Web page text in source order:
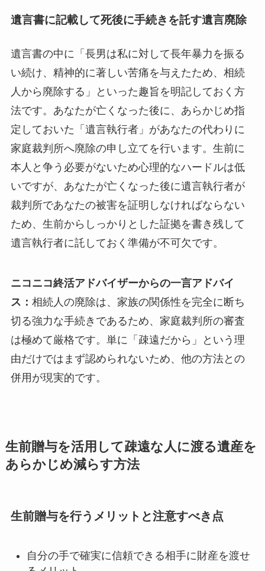
遺言書に記載して死後に手続きを託す遺言廃除
遺言書の中に「長男は私に対して長年暴力を振る
い続け、精神的に著しい苦痛を与えたため、相続
人から廃除する」といった趣旨を明記しておく方
法です。あなたが亡くなった後に、あらかじめ指
定しておいた「遺言執行者」があなたの代わりに
家庭裁判所へ廃除の申し立てを行います。生前に
本人と争う必要がないため心理的なハードルは低
いですが、あなたが亡くなった後に遺言執行者が
裁判所であなたの被害を証明しなければならない
ため、生前からしっかりとした証拠を書き残して
遺言執行者に託しておく準備が不可欠です。
ニコニコ終活アドバイザーからの一言アドバイ
ス： 相続人の廃除は、家族の関係性を完全に断ち
切る強力な手続きであるため、家庭裁判所の審査
は極めて厳格です。単に「疎遠だから」という理
由だけではまず認められないため、他の方法との
併用が現実的です。
生前贈与を活用して疎遠な人に渡る遺産を
あらかじめ減らす方法
生前贈与を行うメリットと注意すべき点
自分の手で確実に信頼できる相手に財産を渡せ